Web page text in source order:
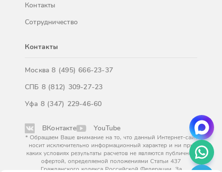
Контакты
Сотрудничество
Контакты
Москва8 (495) 666-23-37
СПБ 8 (812) 309-27-23
Уфа 8 (347) 229-46-60
ВКонтакте YouTube
* Обращаем Ваше внимание на то, что данный Интернет-сайт
носит исключительно информационный характер и ни при
каких условиях результаты расчетов не являются публичной
офертой, определяемой положениями Статьи 437
Гражданского кодекса Российской Федерации. За